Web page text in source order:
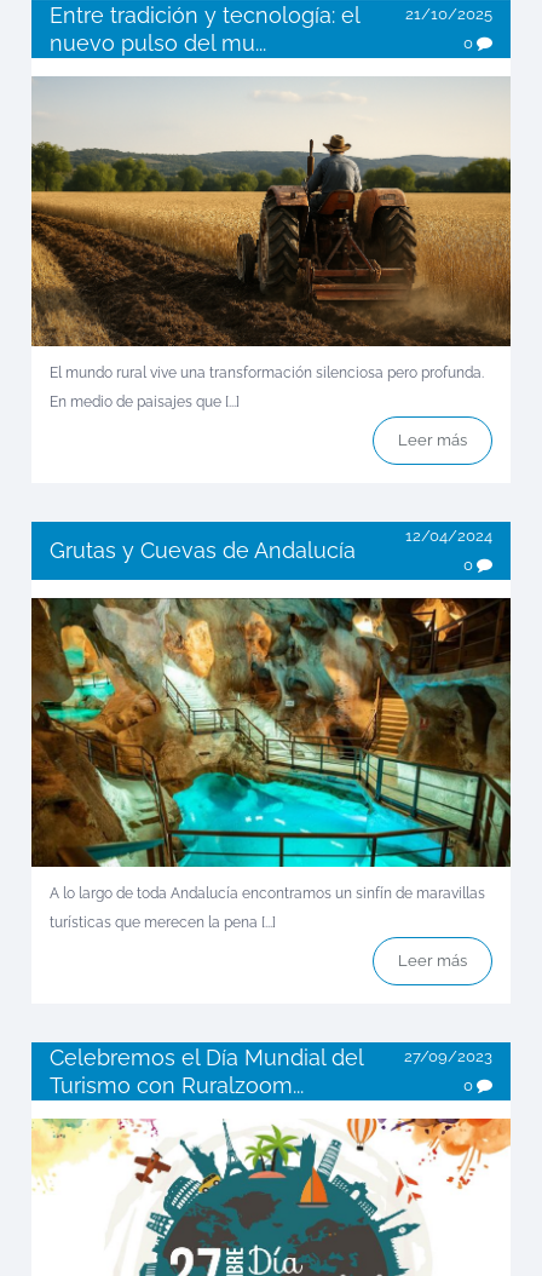
Entre tradición y tecnología: el
nuevo pulso del mu...
21/10/2025
0
El mundo rural vive una transformación silenciosa pero profunda.
En medio de paisajes que [...]
Leer más
Grutas y Cuevas de Andalucía
12/04/2024
0
A lo largo de toda Andalucía encontramos un sinfín de maravillas
turísticas que merecen la pena [...]
Leer más
Celebremos el Día Mundial del
Turismo con Ruralzoom...
27/09/2023
0